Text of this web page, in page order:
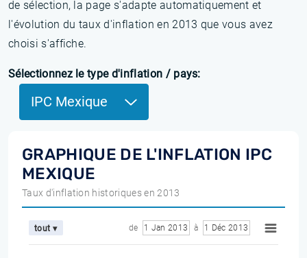
de sélection, la page s'adapte automatiquement et
l'évolution du taux d'inflation en 2013 que vous avez
choisi s'affiche.
Sélectionnez le type d'inflation / pays:
IPC Mexique
GRAPHIQUE DE L'INFLATION IPC
MEXIQUE
Taux d'inflation historiques en 2013
tout ▾ de 1 Jan 2013 à 1 Déc 2013